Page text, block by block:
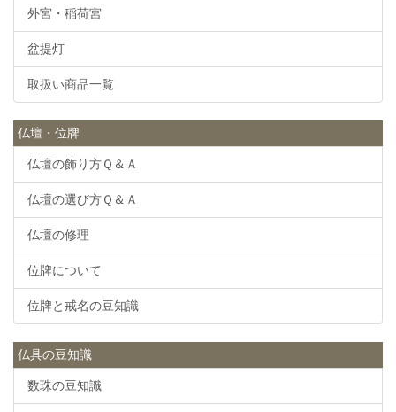
外宮・稲荷宮
盆提灯
取扱い商品一覧
仏壇・位牌
仏壇の飾り方Ｑ＆Ａ
仏壇の選び方Ｑ＆Ａ
仏壇の修理
位牌について
位牌と戒名の豆知識
仏具の豆知識
数珠の豆知識